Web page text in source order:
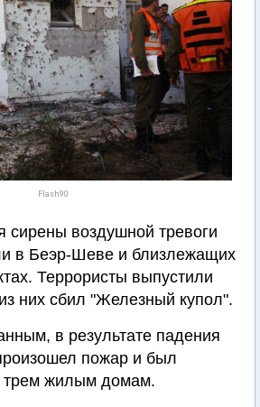
Flash90
сирены воздушной тревоги
в Беэр-Шеве и близлежащих
Террористы выпустили
них сбил "Железный купол".
в результате падения
пожар и был
трем жилым домам.